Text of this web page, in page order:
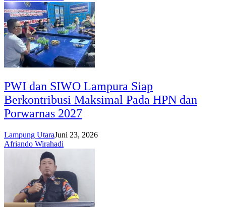
PWI dan SIWO Lampura Siap
Berkontribusi Maksimal Pada HPN dan
Porwarnas 2027
Lampung UtaraJuni 23, 2026
Afriando Wirahadi